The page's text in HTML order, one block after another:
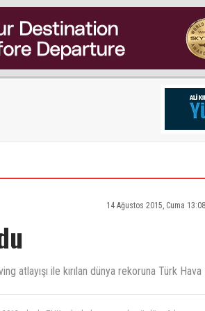
14 Ağustos 2015, Cuma
ile kırılan dünya rekoruna Türk Hava